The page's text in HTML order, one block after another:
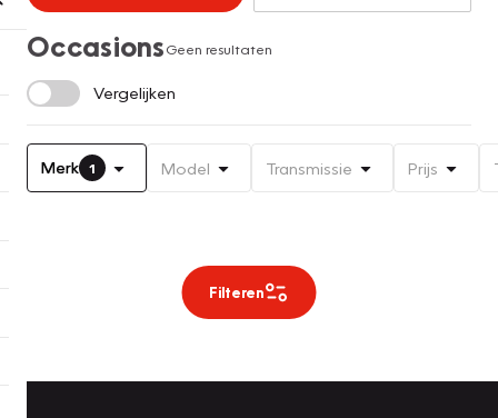
OccasionsGeen resultaten
Vergelijken
Merk 1 Model Transmissie Prijs
Filteren